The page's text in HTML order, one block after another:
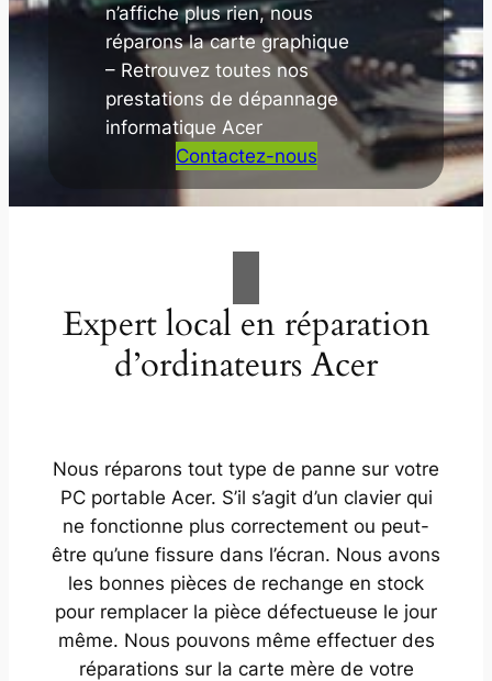
n’affiche plus rien, nous
réparons la carte graphique
– Retrouvez toutes nos
prestations de dépannage
informatique Acer
Contactez-nous
Expert local en réparation
d’ordinateurs Acer
Nous réparons tout type de panne sur votre
PC portable Acer. S’il s’agit d’un clavier qui
ne fonctionne plus correctement ou peut-
être qu’une fissure dans l’écran. Nous avons
les bonnes pièces de rechange en stock
pour remplacer la pièce défectueuse le jour
même. Nous pouvons même effectuer des
réparations sur la carte mère de votre